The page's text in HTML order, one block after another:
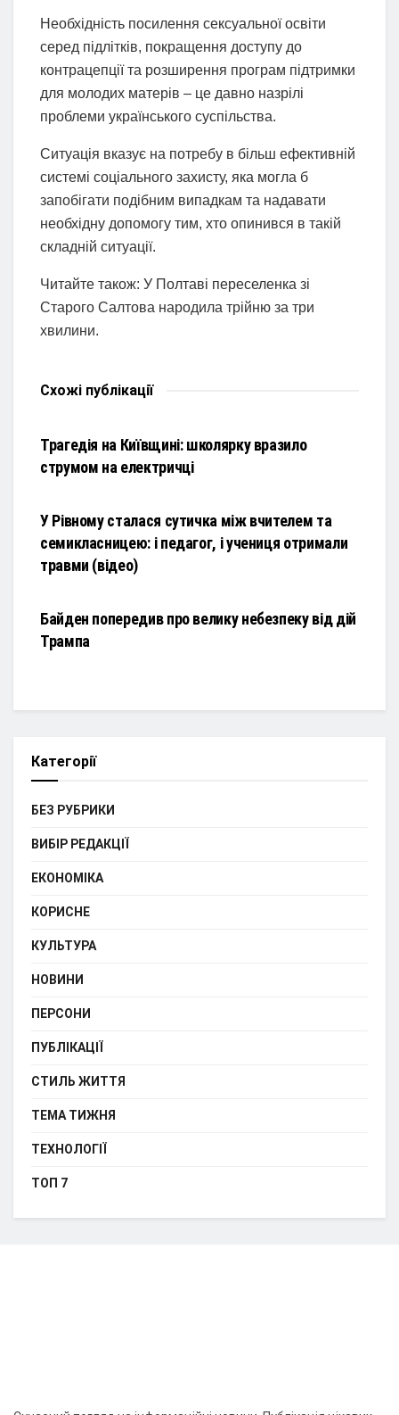
Необхідність посилення сексуальної освіти
серед підлітків, покращення доступу до
контрацепції та розширення програм підтримки
для молодих матерів – це давно назрілі
проблеми українського суспільства.
Ситуація вказує на потребу в більш ефективній
системі соціального захисту, яка могла б
запобігати подібним випадкам та надавати
необхідну допомогу тим, хто опинився в такій
складній ситуації.
Читайте також: У Полтаві переселенка зі
Старого Салтова народила трійню за три
хвилини.
Схожі публікації
Трагедія на Київщині: школярку вразило
струмом на електричці
У Рівному сталася сутичка між вчителем та
семикласницею: і педагог, і учениця отримали
травми (відео)
Байден попередив про велику небезпеку від дій
Трампа
Категорії
БЕЗ РУБРИКИ
ВИБІР РЕДАКЦІЇ
ЕКОНОМІКА
КОРИСНЕ
КУЛЬТУРА
НОВИНИ
ПЕРСОНИ
ПУБЛІКАЦІЇ
СТИЛЬ ЖИТТЯ
ТЕМА ТИЖНЯ
ТЕХНОЛОГІЇ
ТОП 7